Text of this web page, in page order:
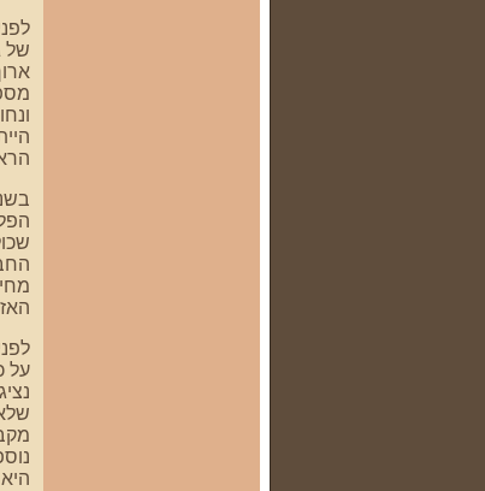
של
על